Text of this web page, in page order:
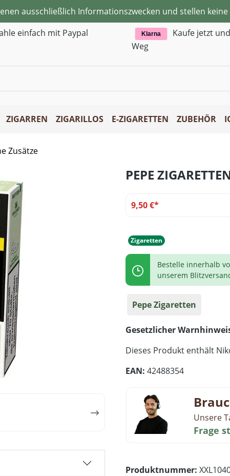
ausschließlich Informationszwecken und stellen
einfach mit Paypal Klarna
Kaufe jetzt
Weg
ZIGARREN ZIGARILLOS E-ZIGARETTEN ZUBEHÖR
Zusätze
PEPE
9,50 €*
Zigaretten
Bestelle innerhalb
unserem
Pepe Zigaretten
Gesetzlicher
Dieses Produkt enthält
EAN: 42488354
Unsere
Frage
Produktnummer: